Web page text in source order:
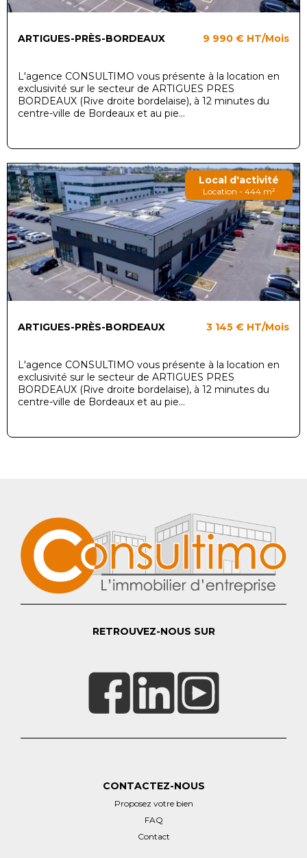
ARTIGUES-PRÈS-BORDEAUX 9 990 € HT/Mois
L'agence CONSULTIMO vous présente à la location en
exclusivité sur le secteur de ARTIGUES PRES
BORDEAUX (Rive droite bordelaise), à 12 minutes du
centre-ville de Bordeaux et au pie...
Local d'activité
Location - 444 m²
ARTIGUES-PRÈS-BORDEAUX 3 145 € HT/Mois
L'agence CONSULTIMO vous présente à la location en
exclusivité sur le secteur de ARTIGUES PRES
BORDEAUX (Rive droite bordelaise), à 12 minutes du
centre-ville de Bordeaux et au pie...
RETROUVEZ-NOUS SUR
CONTACTEZ-NOUS
Proposez votre bien
FAQ
Contact